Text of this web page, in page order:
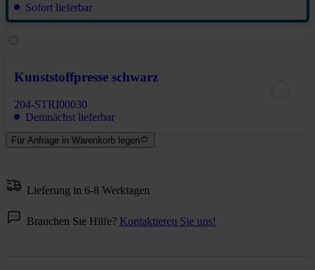
Sofort lieferbar
Kunststoffpresse schwarz
204-STRI00030
Demnächst lieferbar
Für Anfrage in Warenkorb legen
Lieferung in 6-8 Werktagen
Brauchen Sie Hilfe? Kontaktieren Sie uns!